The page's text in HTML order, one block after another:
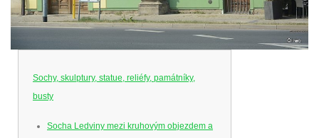
Sochy, skulptury, statue, reliéfy, památníky,
busty
Socha Ledviny mezi kruhovým objezdem a